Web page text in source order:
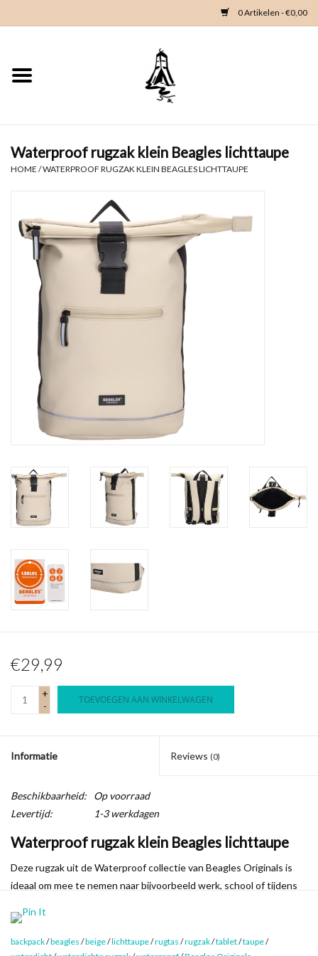
0 Artikelen - €0,00
Home
Kleding
Waterkaart
Duikgidsen
Contact
Waterproof tassen
Nieuws
Waterproof rugzak klein Beagles lichttaupe
HOME /WATERPROOF RUGZAK KLEIN BEAGLES LICHTTAUPE
€29,99
+
-
TOEVOEGEN AAN WINKELWAGEN
Informatie Reviews (0)
Beschikbaarheid:
Op voorraad
Levertijd:
1-3 werkdagen
Waterproof rugzak klein Beagles lichttaupe
Deze rugzak uit de Waterproof collectie van Beagles Originals is
ideaal om mee te nemen naar bijvoorbeeld werk, school of tijdens
sluit met een rits en rolltop. Zo blijven je spullen droog én veilig,
zelfs tijdens een regenbui!
backpack/beagles /beige/lichttaupe/rugtas /rugzak/tablet/taupe/